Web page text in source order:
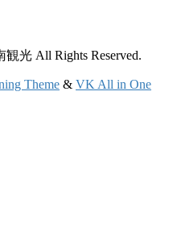
光 All Rights Reserved.
Theme & VK All in One